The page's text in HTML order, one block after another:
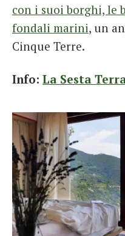
con i suoi borghi, le
fondali marini, un
Cinque Terre.
Info: La Sesta